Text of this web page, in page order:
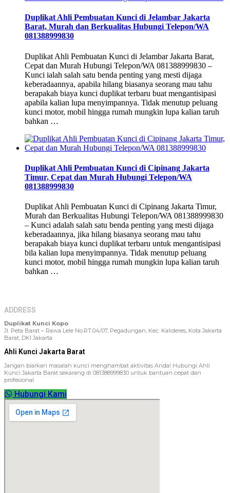
Duplikat Ahli Pembuatan Kunci di Jelambar Jakarta
Barat, Murah dan Berkualitas Hubungi Telepon/WA
081388999830
Duplikat Ahli Pembuatan Kunci di Jelambar Jakarta Barat,
Cepat dan Murah Hubungi Telepon/WA 081388999830 –
Kunci ialah salah satu benda penting yang mesti dijaga
keberadaannya, apabila hilang biasanya seorang mau tahu
berapakah biaya kunci duplikat terbaru buat mengantisipasi
apabila kalian lupa menyimpannya. Tidak menutup peluang
kunci motor, mobil hingga rumah mungkin lupa kalian taruh
bahkan …
Duplikat Ahli Pembuatan Kunci di Cipinang Jakarta
Timur, Cepat dan Murah Hubungi Telepon/WA
081388999830
Duplikat Ahli Pembuatan Kunci di Cipinang Jakarta Timur,
Murah dan Berkualitas Hubungi Telepon/WA 081388999830
– Kunci adalah salah satu benda penting yang mesti dijaga
keberadaannya, jika hilang biasanya seorang mau tahu
berapakah biaya kunci duplikat terbaru untuk mengantisipasi
bila kalian lupa menyimpannya. Tidak menutup peluang
kunci motor, mobil hingga rumah mungkin lupa kalian taruh
bahkan …
ADDRESS
Duplikat Kunci Kopo
Jl. Peta Barat – Rawa Lele No.RT.04/07, Pegadungan, Kec. Kalideres, Kota Jakarta
Barat, DKI Jakarta
Ahli Kunci Jakarta Barat
Jangan biarkan masalah kunci menghambat aktivitas Anda! Hubungi Ahli
Kunci Jakarta Barat sekarang di 081388999830 untuk bantuan cepat dan
profesional.
Hubungi Kami